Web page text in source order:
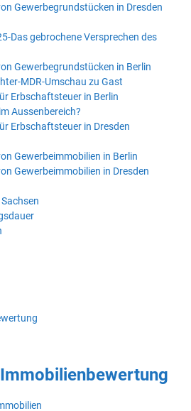
Gewerbegrundstücken in Dresden
Das gebrochene Versprechen des
Gewerbegrundstücken in Berlin
MDR-Umschau zu Gast
Erbschaftsteuer in Berlin
Aussenbereich?
Erbschaftsteuer in Dresden
Gewerbeimmobilien in Berlin
Gewerbeimmobilien in Dresden